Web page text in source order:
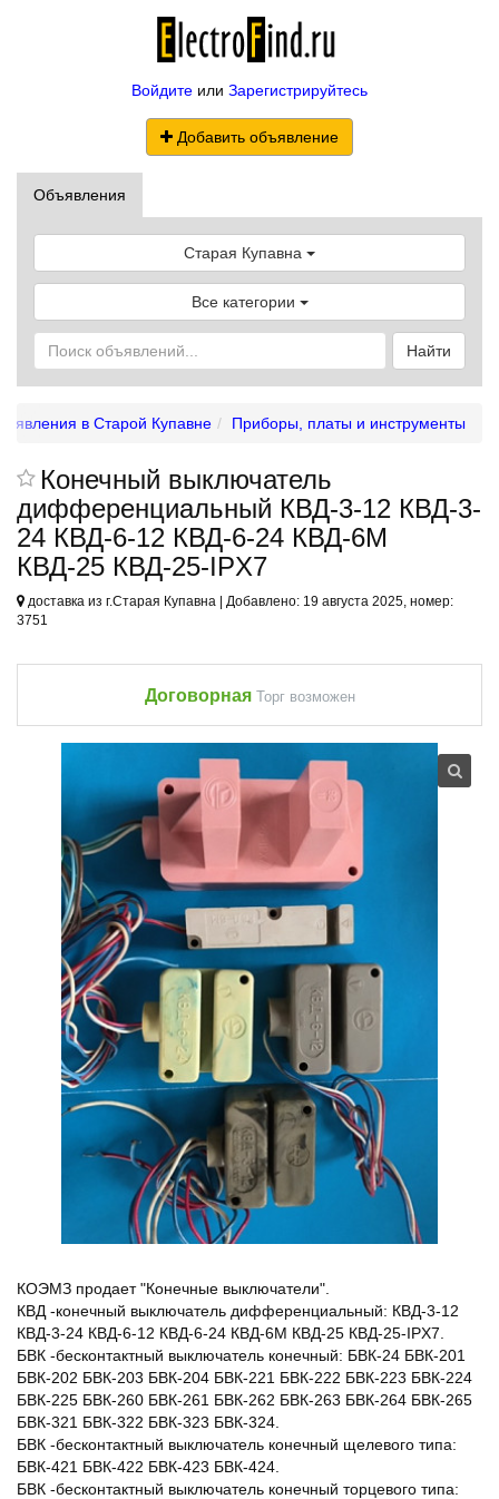
Войдите или Зарегистрируйтесь
Добавить объявление
Объявления
Старая Купавна
Все категории
Найти
в Старой Купавне Приборы, платы и инструменты
Конечный выключатель
дифференциальный КВД-3-12 КВД-3-
24 КВД-6-12 КВД-6-24 КВД-6М
КВД-25 КВД-25-IPX7
доставка из г.Старая Купавна | Добавлено: 19 августа 2025, номер:
3751
Договорная Торг возможен
КОЭМЗ продает "Конечные выключатели".
КВД -конечный выключатель дифференциальный: КВД-3-12
КВД-3-24 КВД-6-12 КВД-6-24 КВД-6М КВД-25 КВД-25-IPX7.
БВК -бесконтактный выключатель конечный: БВК-24 БВК-201
БВК-202 БВК-203 БВК-204 БВК-221 БВК-222 БВК-223 БВК-224
БВК-225 БВК-260 БВК-261 БВК-262 БВК-263 БВК-264 БВК-265
БВК-321 БВК-322 БВК-323 БВК-324.
БВК -бесконтактный выключатель конечный щелевого типа:
БВК-421 БВК-422 БВК-423 БВК-424.
БВК -бесконтактный выключатель конечный торцевого типа: